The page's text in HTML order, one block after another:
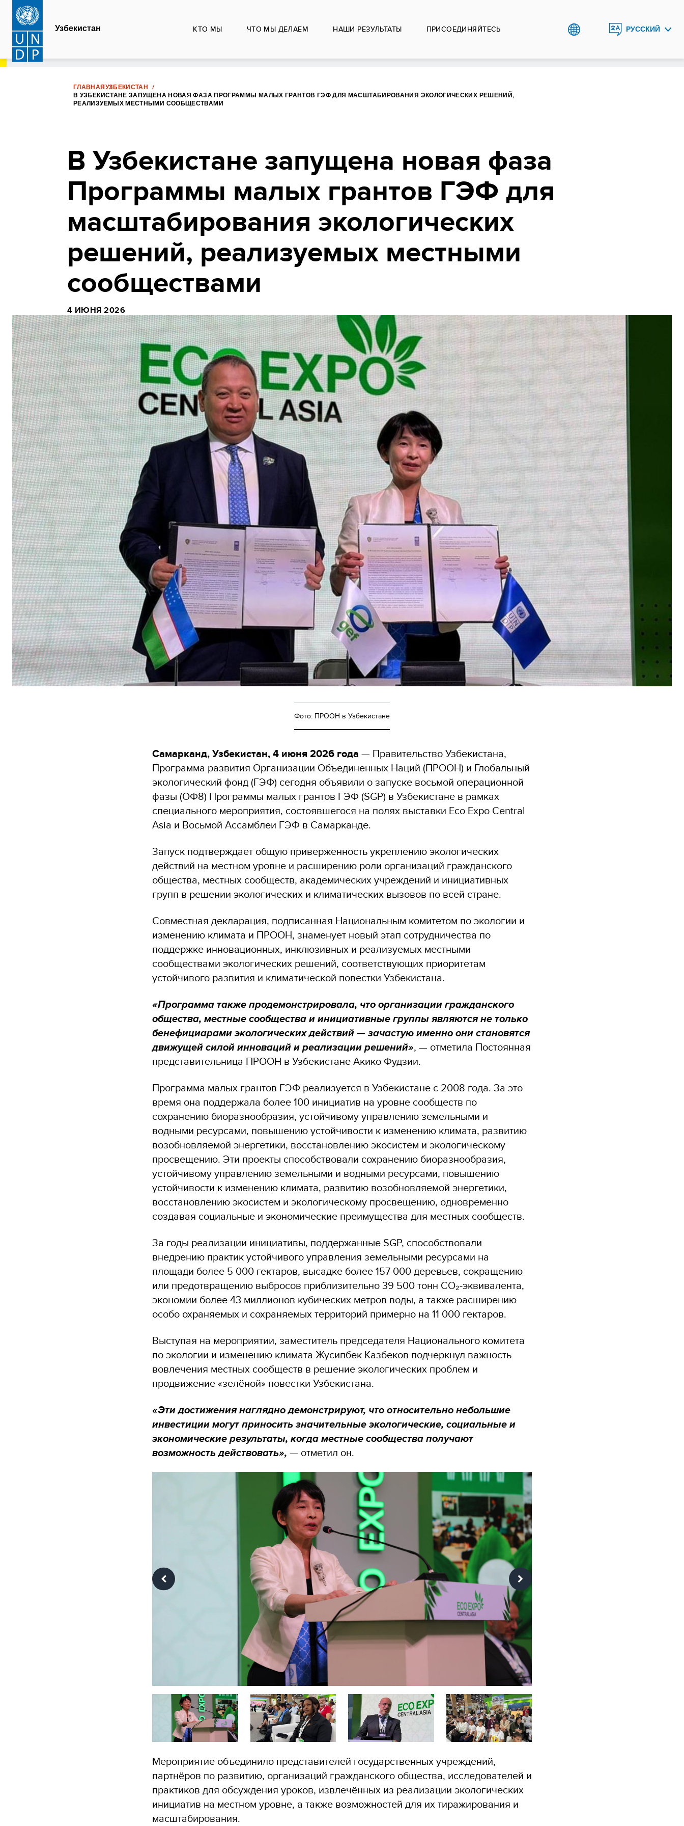
Перейти
основному
содержанию
Узбекистан КТО МЫ ЧТО МЫ ДЕЛАЕМ НАШИ РЕЗУЛЬТАТЫ ПРИСОЕДИНЯЙТЕСЬ РУССКИЙ
ГЛАВНАЯ УЗБЕКИСТАН
В УЗБЕКИСТАНЕ ЗАПУЩЕНА НОВАЯ ФАЗА ПРОГРАММЫ МАЛЫХ ГРАНТОВ ГЭФ ДЛЯ МАСШТАБИРОВАНИЯ ЭКОЛОГИЧЕСКИХ РЕШЕНИЙ,
РЕАЛИЗУЕМЫХ МЕСТНЫМИ СООБЩЕСТВАМИ
В Узбекистане запущена новая фаза
Программы малых грантов ГЭФ для
масштабирования экологических
решений, реализуемых местными
сообществами
4 ИЮНЯ 2026
Фото: ПРООН в Узбекистане
Самарканд, Узбекистан, 4 июня 2026 года — Правительство Узбекистана,
Программа развития Организации Объединенных Наций (ПРООН) и Глобальный
экологический фонд (ГЭФ) сегодня объявили о запуске восьмой операционной
фазы (OФ8) Программы малых грантов ГЭФ (SGP) в Узбекистане в рамках
специального мероприятия, состоявшегося на полях выставки Eco Expo Central
Asia и Восьмой Ассамблеи ГЭФ в Самарканде.
Запуск подтверждает общую приверженность укреплению экологических
действий на местном уровне и расширению роли организаций гражданского
общества, местных сообществ, академических учреждений и инициативных
групп в решении экологических и климатических вызовов по всей стране.
Совместная декларация, подписанная Национальным комитетом по экологии и
изменению климата и ПРООН, знаменует новый этап сотрудничества по
поддержке инновационных, инклюзивных и реализуемых местными
сообществами экологических решений, соответствующих приоритетам
устойчивого развития и климатической повестки Узбекистана.
«Программа также продемонстрировала, что организации гражданского
общества, местные сообщества и инициативные группы являются не только
бенефициарами экологических действий — зачастую именно они становятся
движущей силой инноваций и реализации решений», — отметила Постоянная
представительница ПРООН в Узбекистане Акико Фудзии.
Программа малых грантов ГЭФ реализуется в Узбекистане с 2008 года. За это
время она поддержала более 100 инициатив на уровне сообществ по
сохранению биоразнообразия, устойчивому управлению земельными и
водными ресурсами, повышению устойчивости к изменению климата, развитию
возобновляемой энергетики, восстановлению экосистем и экологическому
просвещению. Эти проекты способствовали сохранению биоразнообразия,
устойчивому управлению земельными и водными ресурсами, повышению
устойчивости к изменению климата, развитию возобновляемой энергетики,
восстановлению экосистем и экологическому просвещению, одновременно
создавая социальные и экономические преимущества для местных сообществ.
За годы реализации инициативы, поддержанные SGP, способствовали
внедрению практик устойчивого управления земельными ресурсами на
площади более 5 000 гектаров, высадке более 157 000 деревьев, сокращению
или предотвращению выбросов приблизительно 39 500 тонн CO₂-эквивалента,
экономии более 43 миллионов кубических метров воды, а также расширению
особо охраняемых и сохраняемых территорий примерно на 11 000 гектаров.
Выступая на мероприятии, заместитель председателя Национального комитета
по экологии и изменению климата Жусипбек Казбеков подчеркнул важность
вовлечения местных сообществ в решение экологических проблем и
продвижение «зелёной» повестки Узбекистана.
«Эти достижения наглядно демонстрируют, что относительно небольшие
инвестиции могут приносить значительные экологические, социальные и
экономические результаты, когда местные сообщества получают
возможность действовать», — отметил он.
Мероприятие объединило представителей государственных учреждений,
партнёров по развитию, организаций гражданского общества, исследователей и
практиков для обсуждения уроков, извлечённых из реализации экологических
инициатив на местном уровне, а также возможностей для их тиражирования и
масштабирования.